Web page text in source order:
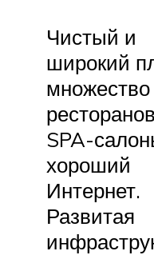
Чистый и
широкий
множество
SPA-
хороший
Интернет.
Развитая